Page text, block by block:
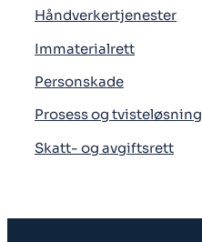
Håndverkertjenester
Immaterialrett
Personskade
Prosess og tvisteløsning
Skatt- og avgiftsrett